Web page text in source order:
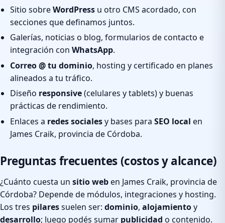
Sitio sobreWordPress u otro CMS acordado, con
secciones que definamos juntos.
Galerías, noticias o blog, formularios de contacto e
integración con WhatsApp.
Correo @ tu dominio, hosting y certificado en planes
alineados a tu tráfico.
Diseño responsive(celulares y tablets) y buenas
prácticas de rendimiento.
Enlaces a redes socialesy bases para SEO local en
James Craik, provincia de Córdoba.
Preguntas frecuentes (costos y alcance)
¿Cuánto cuesta un sitio weben James Craik, provincia de
Córdoba? Depende de módulos, integraciones y hosting.
Los tres pilaressuelen ser: dominio, alojamientoy
desarrollo; luego podés sumar publicidad o contenido.